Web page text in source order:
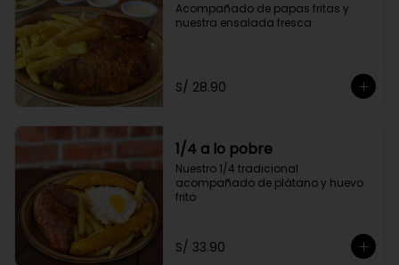
Acompañado de papas fritas y
nuestra ensalada fresca
S/ 28.90
1/4 a lo pobre
Nuestro 1/4 tradicional
acompañado de plátano y huevo
frito
S/ 33.90